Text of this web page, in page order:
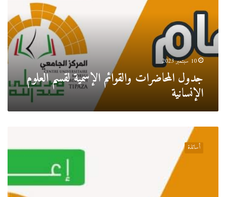
الإنسانية
10 سبتمبر 2023
جدول المحاضرات والقوائم الإسمية لقسم العلوم
الإنسانية
ملف
أساتذة